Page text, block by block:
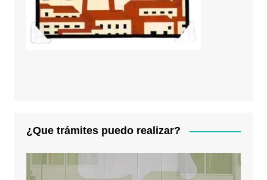
¿Que trámites puedo realizar?